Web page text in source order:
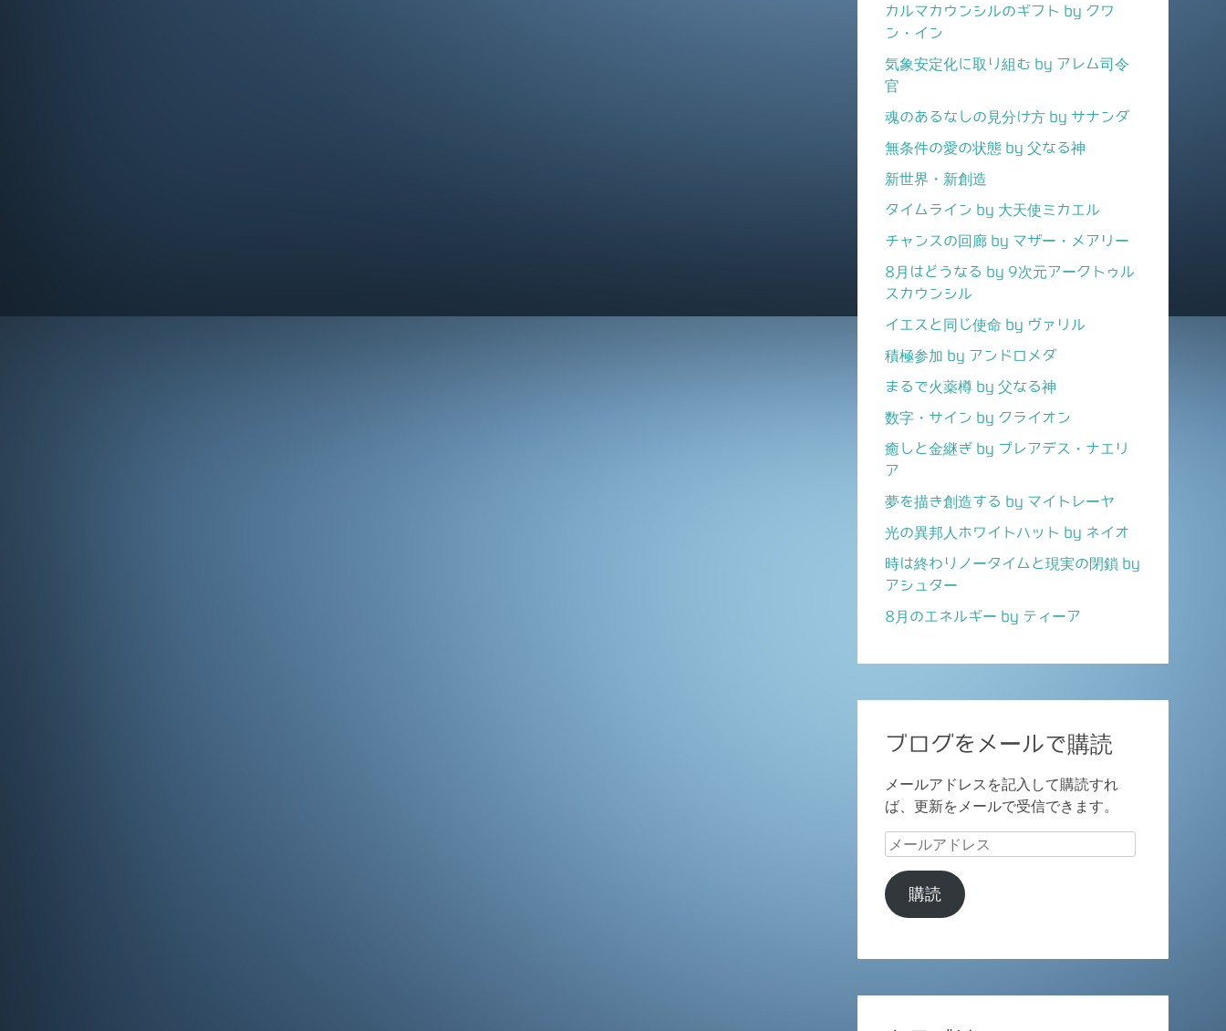
カルマカウンシルのギフト by クワ
ン・イン
気象安定化に取り組む by アレム司令
官
魂のあるなしの見分け方 by サナンダ
無条件の愛の状態 by 父なる神
新世界・新創造
タイムライン by 大天使ミカエル
チャンスの回廊 by マザー・メアリー
8月はどうなる by 9次元アークトゥル
スカウンシル
イエスと同じ使命 by ヴァリル
積極参加 by アンドロメダ
まるで火薬樽 by 父なる神
数字・サイン by クライオン
癒しと金継ぎ by プレアデス・ナエリ
ア
夢を描き創造する by マイトレーヤ
光の異邦人ホワイトハット by ネイオ
時は終わりノータイムと現実の閉鎖 by
アシュター
8月のエネルギー by ティーア
ブログをメールで購読
メールアドレスを記入して購読すれ
ば、更新をメールで受信できます。
メ
ル
ア
購読